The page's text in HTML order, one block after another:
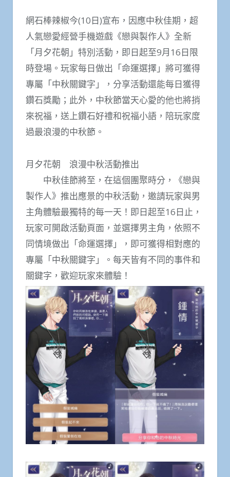
網石棒辣椒今(10日)宣布，因應中秋佳期，超
人氣戀愛經營手機遊戲《戀與製作人》全新
「月夕花朝」特別活動，即日起至9月16日限
時登場。玩家每日做出「命運選擇」將可獲得
專屬「中秋關鍵字」，分享活動還能每日獲得
鑽石獎勵；此外，中秋節當天心愛的他也將捎
來祝福，送上鑽石好禮和祝福小語，陪玩家度
過最浪漫的中秋節。
月夕花朝 浪漫中秋活動推出
中秋佳節將至，在這個團聚時分，《戀與
製作人》推出應景的中秋活動，邀請玩家與男
主角體驗最獨特的每一天！即日起至16日止，
玩家可開啟活動頁面，並選擇男主角，依照不
同情境做出「命運選擇」，即可獲得相對應的
專屬「中秋關鍵字」。每天皆有不同的事件和
關鍵字，歡迎玩家來體驗！